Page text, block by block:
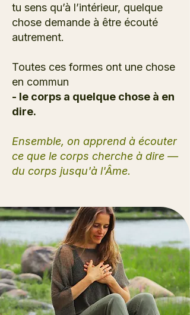
tu sens qu’à l’intérieur, quelque
chose demande à être écouté
autrement.
Toutes ces formes ont une chose
en commun
- le corps a quelque chose à en
dire.
Ensemble, on apprend à écouter
ce que le corps cherche à dire —
du corps jusqu'à l'Âme.